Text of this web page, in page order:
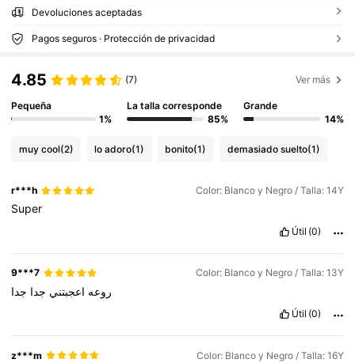
Devoluciones aceptadas
Pagos seguros · Protección de privacidad
4.85 (7) Ver más
Pequeña
1%
La talla corresponde
85%
Grande
14%
muy cool(2) lo adoro(1) bonito(1) demasiado suelto(1)
r***h Color: Blanco y Negro / Talla: 14Y
Super
Útil (0)
9***7 Color: Blanco y Negro / Talla: 13Y
روعه اعجبتني جدا جدا
Útil (0)
z***m Color: Blanco y Negro / Talla: 16Y